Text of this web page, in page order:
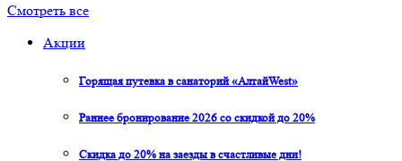
Смотреть все
Акции
Горящая путевка в санаторий «АлтайWest»
Раннее бронирование 2026 со скидкой до 20%
Скидка до 20% на заезды в счастливые дни!